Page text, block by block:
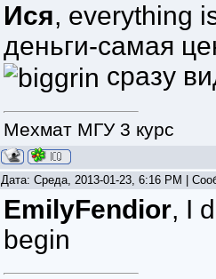
Ися, everything
деньги-самая
сразу
Мехмат МГУ 3 курс
Дата: Среда, 2013-01-23, 6:16 PM |
EmilyFendior, I
begin